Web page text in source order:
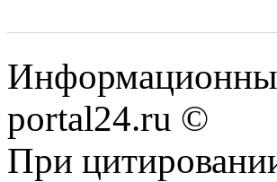
portal24.ru ©
При